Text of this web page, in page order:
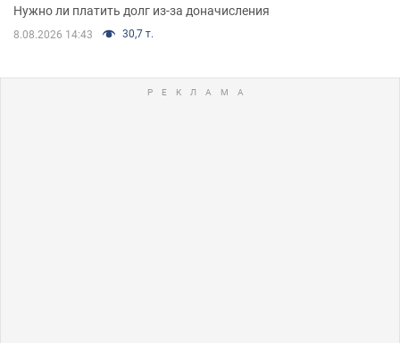
Нужно ли платить долг из-за доначисления
8.08.2026 14:43 30,7 т.